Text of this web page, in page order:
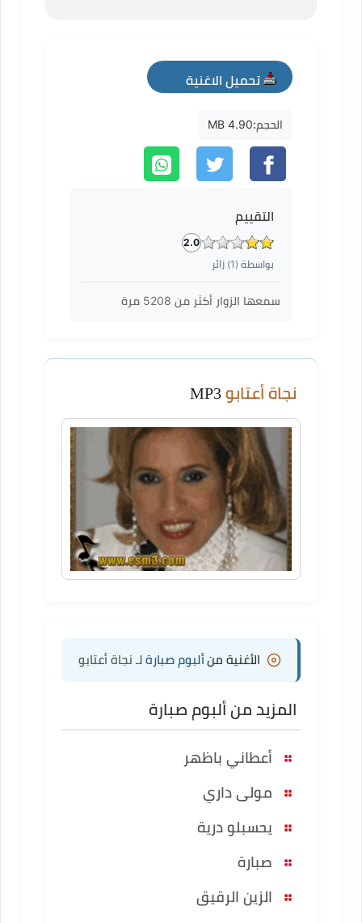
تحميل الاغنية
mp3
الحجم:4.90 MB
التقييم
2.0
بواسطة ( 1) زائر
سمعها الزوار أكثر من 5208 مرة
نجاة أعتابو
الأغنية منألبوم صبارة لـ نجاة أعتابو
المزيد من ألبوم صبارة
أعطاني باظهر
مولى داري
يحسبلو درية
صبارة
الزين الرقيق